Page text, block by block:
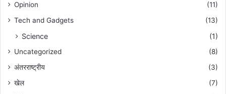
Opinion
(11)
Tech and Gadgets
(13)
Science (1)
Uncategorized
(8)
अंतरराष्ट्रीय
(3)
खेल
(7)